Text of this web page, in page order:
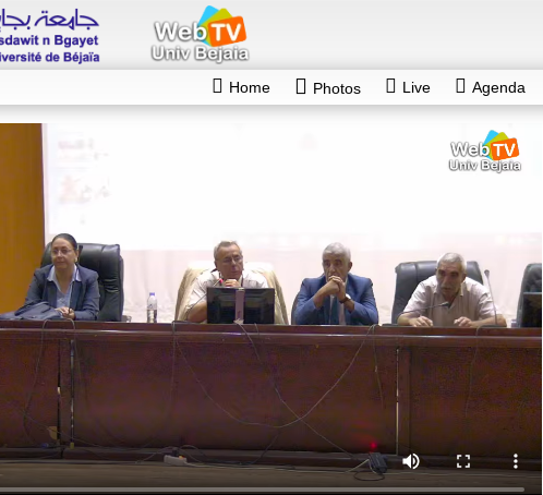
Home Photos Live Agenda